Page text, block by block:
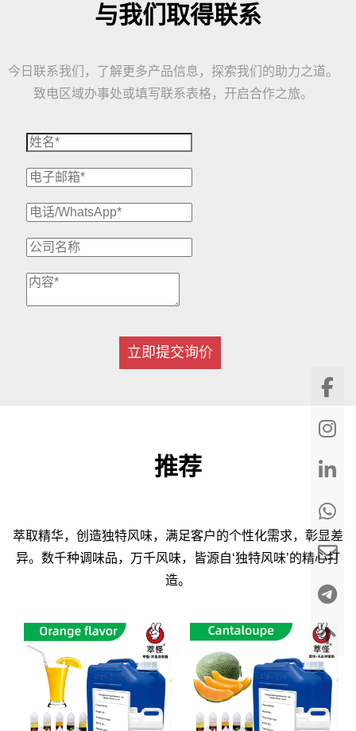
与我们取得联系
今日联系我们，了解更多产品信息，探索我们的助力之道。
致电区域办事处或填写联系表格，开启合作之旅。
立即提交询价
推荐
萃取精华，创造独特风味，满足客户的个性化需求，彰显差
异。数千种调味品，万千风味，皆源自‘独特风味’的精心打
造。